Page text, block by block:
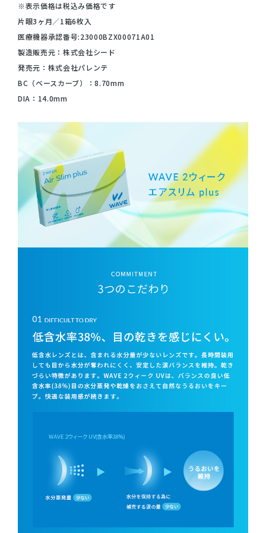
※表示価格は税込み価格です
片眼3ヶ月／1箱6枚入
医療機器承認番号:23000BZX00071A01
製造販売元：株式会社シード
発売元：株式会社パレンテ
BC（ベースカーブ）：8.70mm
DIA：14.0mm